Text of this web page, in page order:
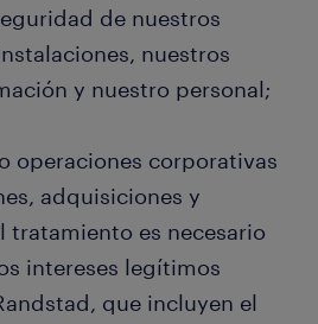
de nuestros
nuestros
y nuestro personal;
operaciones corporativas
adquisiciones y
tratamiento es necesario
intereses legítimos
que incluyen el